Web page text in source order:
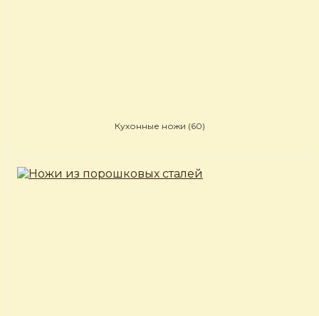
Кухонные ножи (60)